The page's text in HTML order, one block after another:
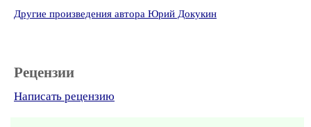
Другие произведения автора Юрий Докукин
Рецензии
Написать рецензию